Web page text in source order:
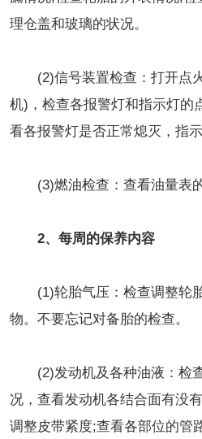
理仓盖和玻璃的状况。
(2)信号装置检查：打开点
机)，检查各报警灯和指示灯的
看各报警灯是否正常熄灭，指
(3)燃油检查：查看油量表的
2、每周的保养内容
(1)轮胎气压：检查调整轮
物。不要忘记对备胎的检查。
(2)发动机及各种油液：检
况，查看发动机各结合面有没
调整皮带紧度;查看各部位的管